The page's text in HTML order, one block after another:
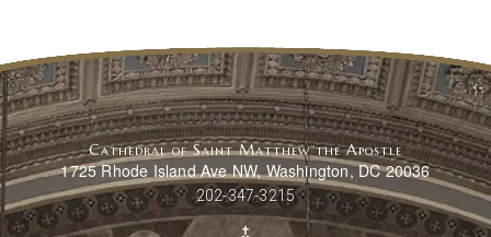
Cathedral of Saint Matthew the Apostle
1725 Rhode Island Ave NW, Washington, DC 20036
202-347-3215